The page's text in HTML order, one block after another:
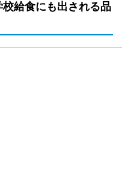
給食にも出される品